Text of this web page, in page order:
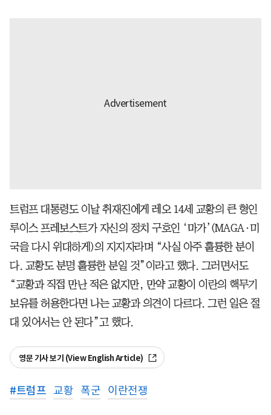
트럼프 대통령도 이날 취재진에게 레오 14세 교황의 큰 형인
루이스 프레보스트가 자신의 정치 구호인 ‘마가’(MAGA·미
국을 다시 위대하게)의 지지자라며 “사실 아주 훌륭한 분이
다. 교황도 분명 훌륭한 분일 것”이라고 했다. 그러면서도
“교황과 직접 만난 적은 없지만, 만약 교황이 이란의 핵무기
보유를 허용한다면 나는 교황과 의견이 다르다. 그런 일은 절
대 있어서는 안 된다”고 했다.
영문 기사 보기 (View English Article)
#트럼프 교황 폭군 이란전쟁